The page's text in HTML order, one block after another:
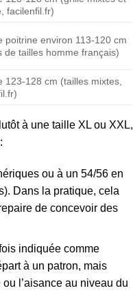
facilenfil.fr)
poitrine environ 113-120 cm
de tailles homme français)
123-128 cm (tailles mixtes,
à une taille XL ou XXL,
ou à un 54/56 en
Dans la pratique, cela
de concevoir des
indiquée comme
à un patron, mais
l’aisance au niveau du